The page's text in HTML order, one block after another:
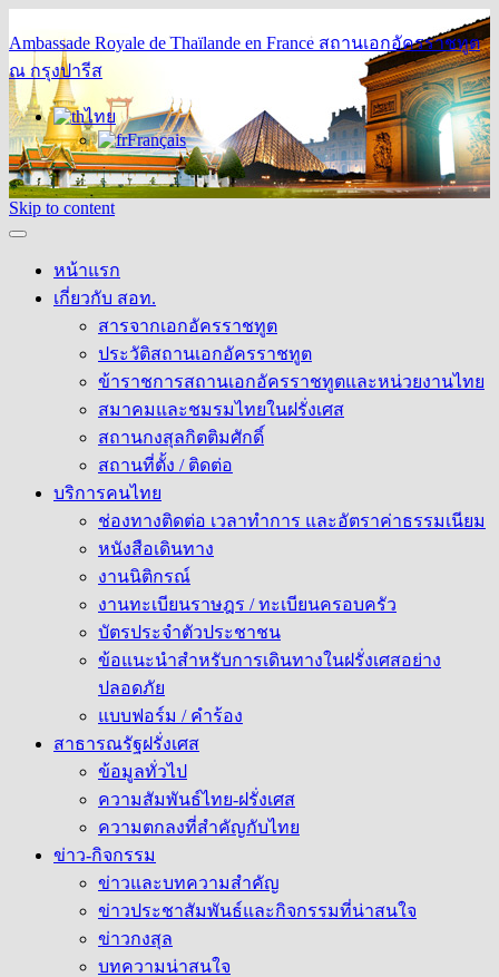
Ambassade Royale de Thaïlande en France สถานเอกอัครราชทูต
ณ กรุงปารีส
ไทย
Français
Skip to content
หน้าแรก
เกี่ยวกับ สอท.
สารจากเอกอัครราชทูต
ประวัติสถานเอกอัครราชทูต
ข้าราชการสถานเอกอัครราชทูตและหน่วยงานไทย
สมาคมและชมรมไทยในฝรั่งเศส
สถานกงสุลกิตติมศักดิ์
สถานที่ตั้ง / ติดต่อ
บริการคนไทย
ช่องทางติดต่อ เวลาทำการ และอัตราค่าธรรมเนียม
หนังสือเดินทาง
งานนิติกรณ์
งานทะเบียนราษฎร / ทะเบียนครอบครัว
บัตรประจำตัวประชาชน
ข้อแนะนำสำหรับการเดินทางในฝรั่งเศสอย่าง
ปลอดภัย
แบบฟอร์ม / คำร้อง
สาธารณรัฐฝรั่งเศส
ข้อมูลทั่วไป
ความสัมพันธ์ไทย-ฝรั่งเศส
ความตกลงที่สำคัญกับไทย
ข่าว-กิจกรรม
ข่าวและบทความสำคัญ
ข่าวประชาสัมพันธ์และกิจกรรมที่น่าสนใจ
ข่าวกงสุล
บทความน่าสนใจ